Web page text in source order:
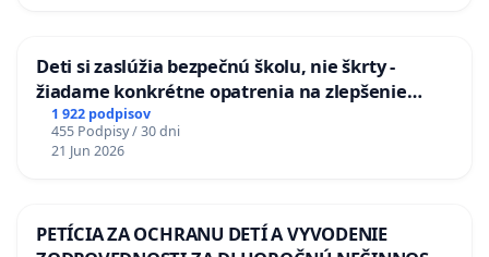
Deti si zaslúžia bezpečnú školu, nie škrty -
žiadame konkrétne opatrenia na zlepšenie
situácie v školstve
1 922 podpisov
455 Podpisy / 30 dni
21 Jun 2026
PETÍCIA ZA OCHRANU DETÍ A VYVODENIE